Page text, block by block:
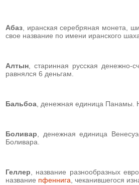
Абаз , иранская серебряная монета,
свое название по имени иранского
Алтын , старинная русская
равнялся 6 деньгам.
Бальбоа , денежная единица Панамы.
Боливар , денежная единица
Боливара.
Геллер , название разнообразных
название пфеннига , чеканившегося